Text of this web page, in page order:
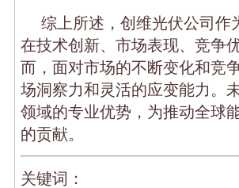
综上所述，创维光伏公司作
在技术创新、市场表现、竞争
而，面对市场的不断变化和竞
场洞察力和灵活的应变能力。
领域的专业优势，为推动全球
的贡献。
关键词：